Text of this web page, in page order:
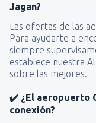
Jagan?
Las ofertas de las
Para ayudarte a
siempre
establece nuestra
sobre las mejores.
✔️ ¿El aeropuerto
conexión?